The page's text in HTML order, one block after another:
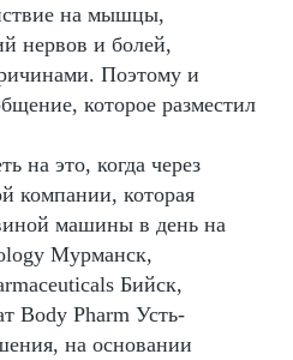
на мышцы,
нервов и болей,
Поэтому и
которое разместил
на это, когда через
компании, которая
машины в день на
Мурманск,
Бийск,
Body Pharm Усть-
на основании